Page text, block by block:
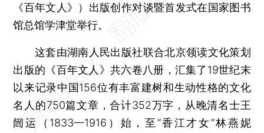
《百年文人》）出版创作对谈暨首发式在国家图书
馆总馆学津堂举行。
这套由湖南人民出版社联合北京领读文化策划
出版的《百年文人》共六卷八册，汇集了19世纪末
以来记录中国156位有丰富建树和生动性格的文化
名人的750篇文章，合计352万字，从晚清名士王
闿运（1833—1916）始，至“香江才女”林燕妮